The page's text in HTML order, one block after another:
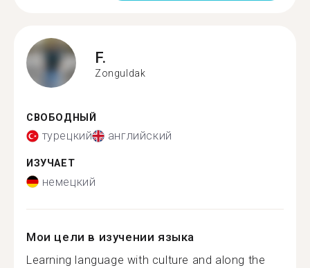
F.
Zonguldak
СВОБОДНЫЙ
турецкий английский
ИЗУЧАЕТ
немецкий
Мои цели в изучении языка
Learning language with culture and along the